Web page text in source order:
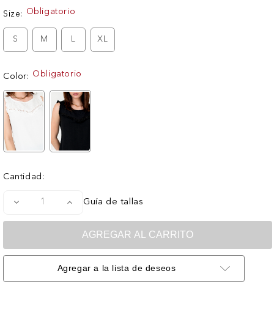
Existencias
Size: Obligatorio
S M L XL
Color: Obligatorio
Cantidad:
Disminuir
cantidad
Brodery
Aumentar
cantidad
Blusa
Brodery
Bordado
Guía de tallas
Agregar a la lista de deseos